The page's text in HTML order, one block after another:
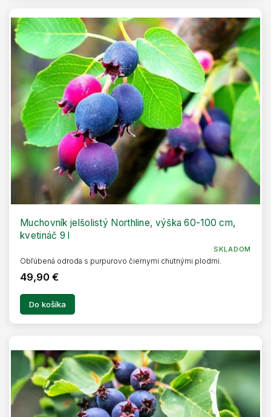
Muchovník jelšolistý Northline, výška 60-100 cm,
kvetináč 9 l
SKLADOM
49,90 €
Do košíka
Obľúbená odroda s purpurovo čiernymi chutnými plodmi.